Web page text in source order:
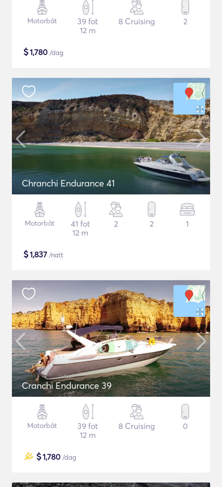
Motorbåt
39 fot
12 m
8 Cruising 2
$1,780 /dag
Chranchi Endurance 41
Motorbåt
41 fot
12 m
2 2 1
$1,837 /natt
Cranchi Endurance 39
Motorbåt
39 fot
12 m
8 Cruising 0
$1,780 /dag